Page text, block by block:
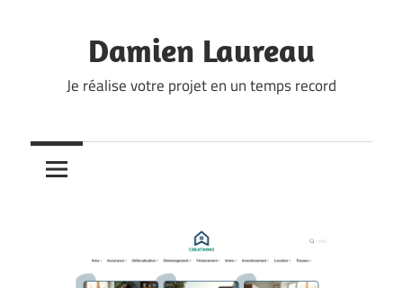
Damien Laureau
Je réalise votre projet en un temps record